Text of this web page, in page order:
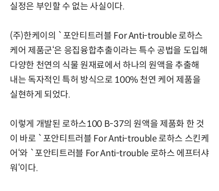
실정은 부인할 수 없는 사실이다.
(주)한케이의 `포안티트러블 For Anti-trouble 로하스
케어 제품군‘은 응집융합추출이라는 특수 공법을 도입해
다양한 천연의 식물 원재료에서 하나의 원액을 추출해
내는 독자적인 특허 방식으로 100% 천연 케어 제품을
실현하게 되었다.
이렇게 개발된 로하스100 B-37의 원액을 제품화 한 것
이 바로 `포안티트러블 For Anti-trouble 로하스 스킨케
어‘와 `포안티트러블 For Anti-trouble 로하스 에프터샤
워‘이다.